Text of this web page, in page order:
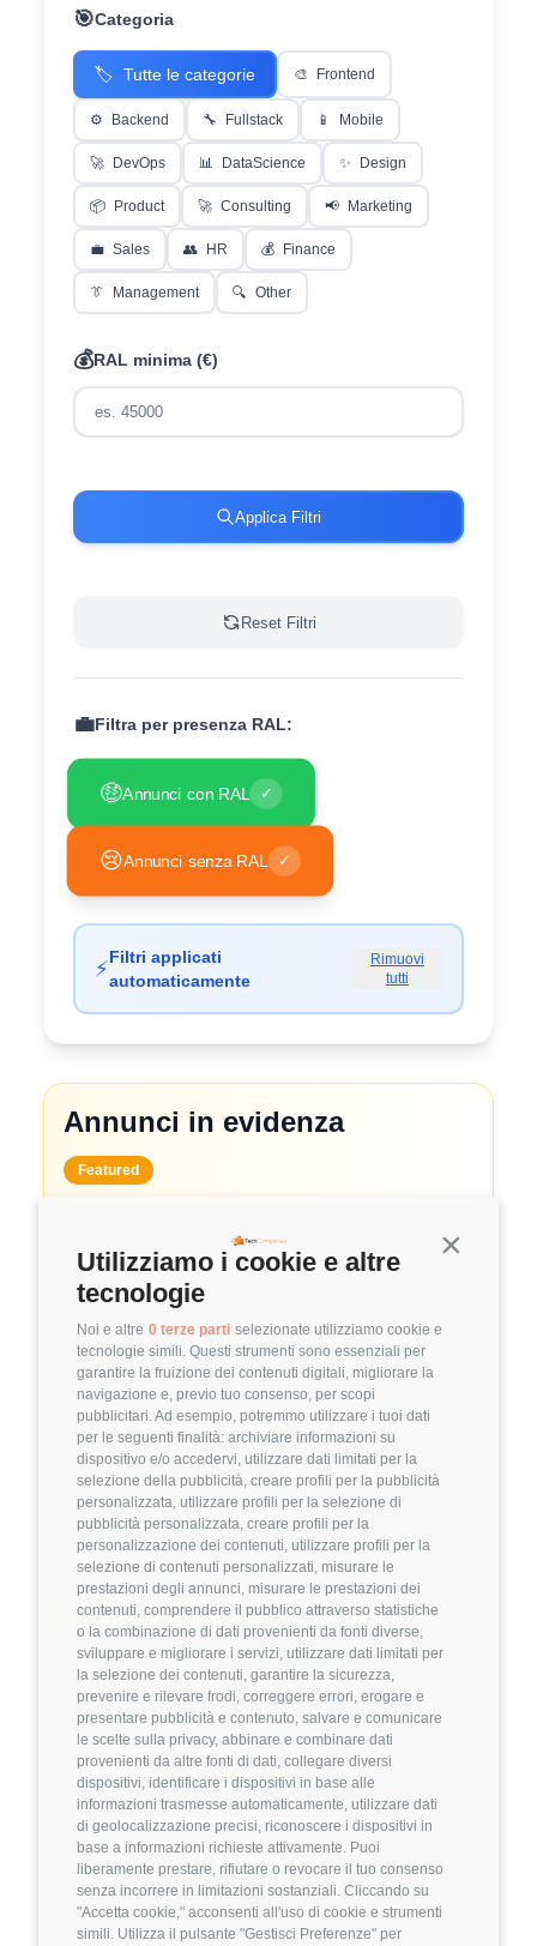
Continua
Utilizziamo i cookie e altre
tecnologie
Noi e altre 0 terze parti selezionate utilizziamo cookie e
tecnologie simili. Questi strumenti sono essenziali per
garantire la fruizione dei contenuti digitali, migliorare la
navigazione e, previo tuo consenso, per scopi
pubblicitari. Ad esempio, potremmo utilizzare i tuoi dati
per le seguenti finalità: archiviare informazioni su
dispositivo e/o accedervi, utilizzare dati limitati per la
selezione della pubblicità, creare profili per la pubblicità
personalizzata, utilizzare profili per la selezione di
pubblicità personalizzata, creare profili per la
personalizzazione dei contenuti, utilizzare profili per la
selezione di contenuti personalizzati, misurare le
prestazioni degli annunci, misurare le prestazioni dei
contenuti, comprendere il pubblico attraverso statistiche
o la combinazione di dati provenienti da fonti diverse,
sviluppare e migliorare i servizi, utilizzare dati limitati per
la selezione dei contenuti, garantire la sicurezza,
prevenire e rilevare frodi, correggere errori, erogare e
presentare pubblicità e contenuto, salvare e comunicare
le scelte sulla privacy, abbinare e combinare dati
provenienti da altre fonti di dati, collegare diversi
dispositivi, identificare i dispositivi in base alle
informazioni trasmesse automaticamente, utilizzare dati
di geolocalizzazione precisi, riconoscere i dispositivi in
base a informazioni richieste attivamente. Puoi
liberamente prestare, rifiutare o revocare il tuo consenso
senza incorrere in limitazioni sostanziali. Cliccando su
"Accetta cookie," acconsenti all'uso di cookie e strumenti
simili. Utilizza il pulsante "Gestisci Preferenze" per
🎯Categoria
🏷️ Tutte le categorie 🎨 Frontend
⚙️ Backend 🔧 Fullstack 📱 Mobile
🚀 DevOps 📊 DataScience ✨ Design
📦 Product 🚀 Consulting 📢 Marketing
💼 Sales 👥 HR 💰 Finance
👔 Management 🔍 Other
💰RAL minima (€)
Applica Filtri
Reset Filtri
💼Filtra per presenza RAL:
🤑Annunci con RAL ✓
😢Annunci senza RAL ✓
⚡Filtri applicati
automaticamente
Rimuovi
tutti
Annunci in evidenza
Featured
System Administrator
3.8 FuffAnnuncio Score
💰 ~ 50.000€ - 60.000€ all'anno
📍 Milano 🏢 Ibrido💼 Middle/Senior
DevOps
Linux VMware
Dettagli ➡️
Hiring Partner
Product Engineer
🏢 Welyk x Callimacus.ai
4 FuffAnnuncio Score
💰 Fino a 85.000€ all'anno
📍 Milano🏢 On-Site (fase iniziale) poi Ibrido
💼 Middle/Senior
⚙️ Backend